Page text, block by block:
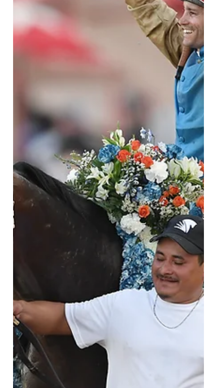
Belmont Stakes: Jazil, el héroe inesperado que abrió
el camino hacia la gloria de Invasor
A 20 años de su conquista, sigue siendo recordado como el que
transformó las carreras de Kiaran McLaughlin y Fernando Jara,
antes de que ambos alcanzaran la inmortalidad con el crack
SARATOGA SPRINGS, New York (Especial para Turf Diario).-
Pocas victorias en el Belmont Stakes (G1) resultaron tan
inesperadas como la que consiguió Jazil en 2006. No era el
favorito, llegaba con más interrogantes que certezas y estaba
conducido por un jockey de apenas 18 años. Sin embargo, aquell